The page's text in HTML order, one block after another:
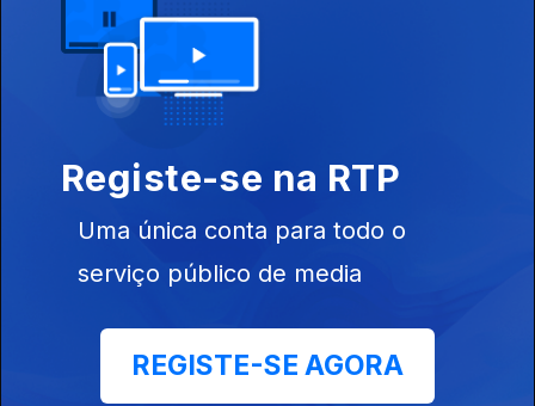
Registe-se na RTP
Uma única conta para todo o
serviço público de media
REGISTE-SE AGORA